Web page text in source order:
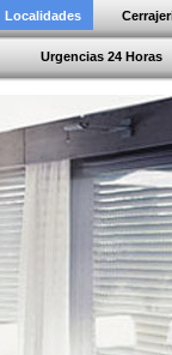
Localidades
Urgencias 24 Horas